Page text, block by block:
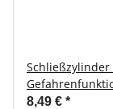
Schließzylinder
8,49 € *